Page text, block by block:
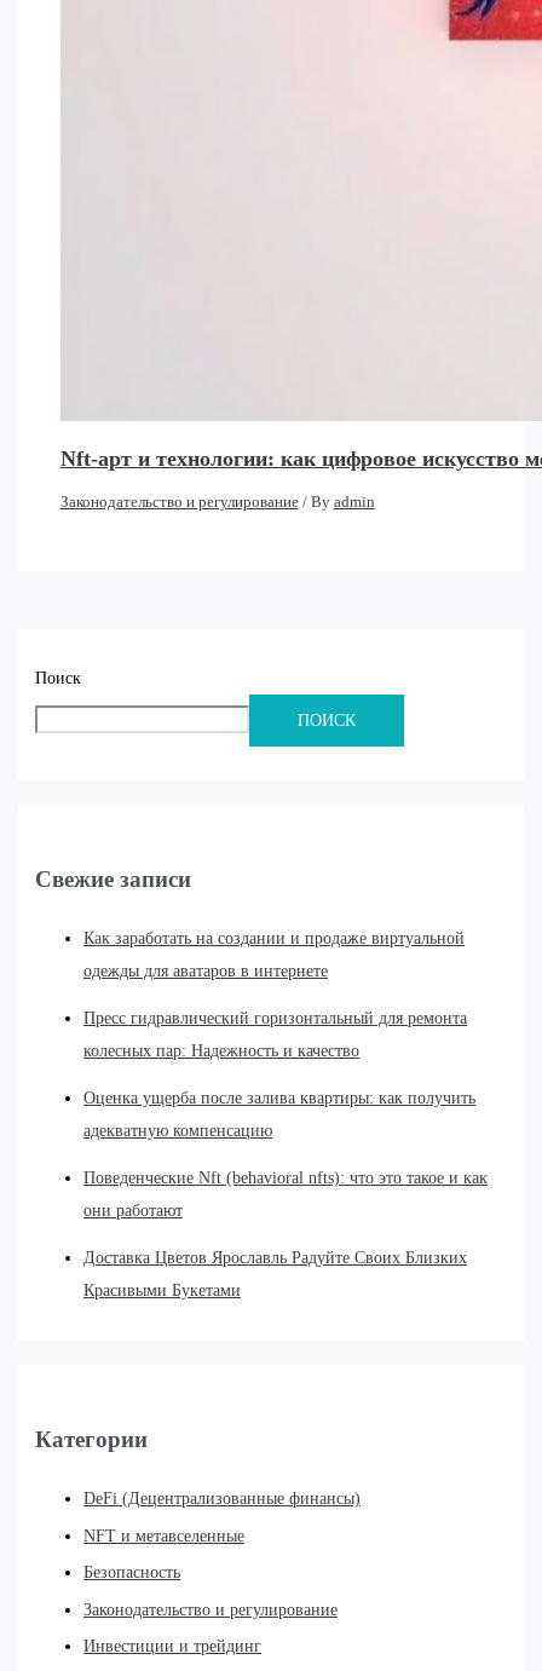
Nft-арт и технологии: как цифровое искусство
Законодательство и регулирование/ By admin
Поиск
ПОИСК
Свежие записи
Как заработать на создании и продаже виртуальной
одежды для аватаров в интернете
Пресс гидравлический горизонтальный для ремонта
колесных пар: Надежность и качество
Оценка ущерба после залива квартиры: как получить
адекватную компенсацию
Поведенческие Nft (behavioral nfts): что это такое и как
они работают
Доставка Цветов Ярославль Радуйте Своих Близких
Красивыми Букетами
Категории
DeFi (Децентрализованные финансы)
NFT и метавселенные
Безопасность
Законодательство и регулирование
Инвестиции и трейдинг